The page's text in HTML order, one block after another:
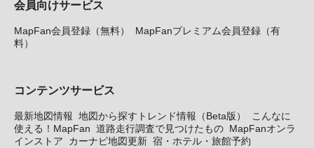
会員向けサービス
MapFan会員登録（無料）
MapFanプレミアム会員登録（有
料）
コンテンツサービス
最新地図情報 地図から探すトレンド情報（Beta版）
こんなに
使える！MapFan 道路走行調査で見つけたもの MapFanオンラ
インストア
カーナビ地図更新 宿・ホテル・旅館予約